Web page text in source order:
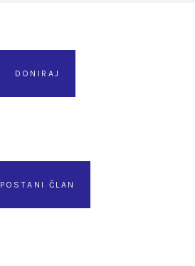
DONIRAJ
POSTANI ČLAN